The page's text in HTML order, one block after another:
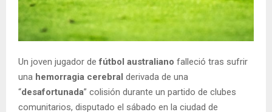
Un joven jugador defútbol australiano falleció tras sufrir
una hemorragia cerebral derivada de una
“desafortunada” colisión durante un partido de clubes
comunitarios, disputado el sábado en la ciudad de